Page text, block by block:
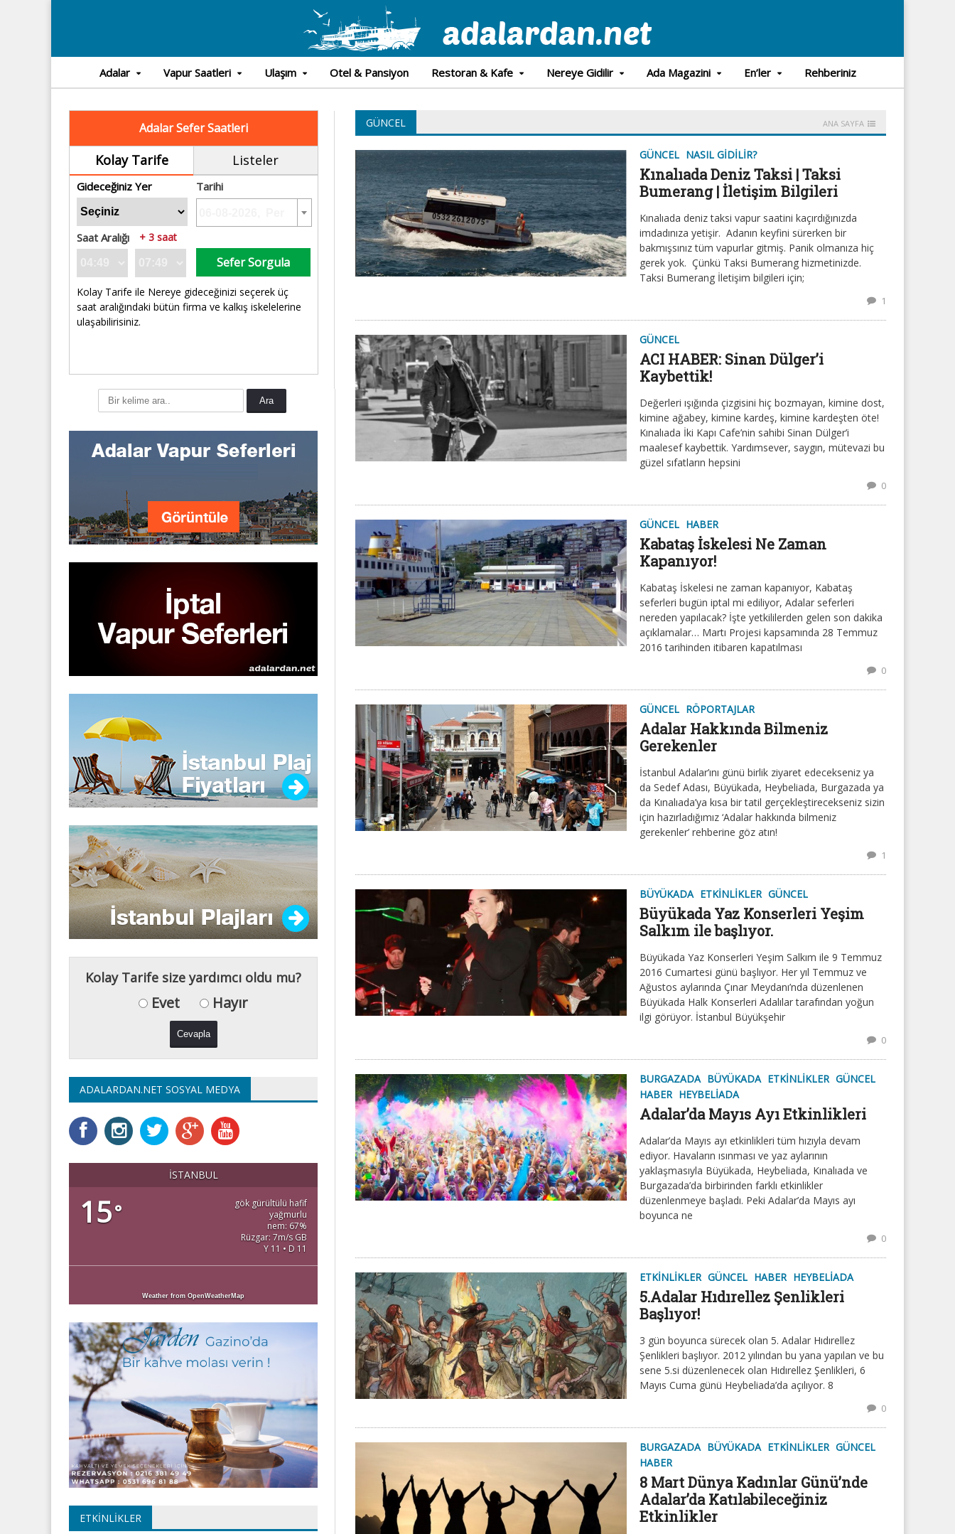
Adalar Vapur Saatleri Ulaşım Otel & Pansiyon Restoran & Kafe Nereye Gidilir Ada Magazini En’ler Rehberiniz
Adalar Sefer Saatleri
Kolay Tarife Listeler
Gideceğiniz Yer Tarihi
Saat Aralığı + 3 saat
Sefer Sorgula
Kolay Tarife ile Nereye gideceğinizi seçerek üç
saat aralığındaki bütün firma ve kalkış iskelelerine
ulaşabilirisiniz.
GÜNCEL ANA SAYFA
GÜNCEL NASIL GIDILIR?
Kınalıada Deniz Taksi | Taksi
Bumerang | İletişim Bilgileri
Kınalıada deniz taksi vapur saatini kaçırdığınızda
imdadınıza yetişir. Adanın keyfini sürerken bir
bakmışsınız tüm vapurlar gitmiş. Panik olmanıza hiç
gerek yok. Çünkü Taksi Bumerang hizmetinizde.
Taksi Bumerang İletişim bilgileri için;
1
GÜNCEL
ACI HABER: Sinan Dülger’i
Kaybettik!
Değerleri ışığında çizgisini hiç bozmayan, kimine dost,
kimine ağabey, kimine kardeş, kimine kardeşten öte!
Kınalıada İki Kapı Cafe’nin sahibi Sinan Dülger’i
maalesef kaybettik. Yardımsever, saygın, mütevazi bu
güzel sıfatların hepsini
0
GÜNCEL HABER
Kabataş İskelesi Ne Zaman
Kapanıyor!
Kabataş İskelesi ne zaman kapanıyor, Kabataş
seferleri bugün iptal mi ediliyor, Adalar seferleri
nereden yapılacak? İşte yetkililerden gelen son dakika
açıklamalar… Martı Projesi kapsamında 28 Temmuz
2016 tarihinden itibaren kapatılması
0
GÜNCEL RÖPORTAJLAR
Adalar Hakkında Bilmeniz
Gerekenler
İstanbul Adalar’ını günü birlik ziyaret edecekseniz ya
da Sedef Adası, Büyükada, Heybeliada, Burgazada ya
da Kınalıada’ya kısa bir tatil gerçekleştirecekseniz sizin
için hazırladığımız ‘Adalar hakkında bilmeniz
gerekenler’ rehberine göz atın!
1
BÜYÜKADA ETKINLIKLER GÜNCEL
Büyükada Yaz Konserleri Yeşim
Salkım ile başlıyor.
Büyükada Yaz Konserleri Yeşim Salkım ile 9 Temmuz
2016 Cumartesi günü başlıyor. Her yıl Temmuz ve
Ağustos aylarında Çınar Meydanı’nda düzenlenen
Büyükada Halk Konserleri Adalılar tarafından yoğun
ilgi görüyor. İstanbul Büyükşehir
0
BURGAZADA BÜYÜKADA ETKINLIKLER GÜNCEL
HABER HEYBELIADA
Adalar’da Mayıs Ayı Etkinlikleri
Adalar’da Mayıs ayı etkinlikleri tüm hızıyla devam
ediyor. Havaların ısınması ve yaz aylarının
yaklaşmasıyla Büyükada, Heybeliada, Kınalıada ve
Burgazada’da birbirinden farklı etkinlikler
düzenlenmeye başladı. Peki Adalar’da Mayıs ayı
boyunca ne
0
ETKINLIKLER GÜNCEL HABER HEYBELIADA
5.Adalar Hıdırellez Şenlikleri
Başlıyor!
3 gün boyunca sürecek olan 5. Adalar Hıdırellez
Şenlikleri başlıyor. 2012 yılından bu yana yapılan ve bu
sene 5.si düzenlenecek olan Hıdırellez Şenlikleri, 6
Mayıs Cuma günü Heybeliada’da açılıyor. 8
0
BURGAZADA BÜYÜKADA ETKINLIKLER GÜNCEL
HABER
8 Mart Dünya Kadınlar Günü’nde
Adalar’da Katılabileceğiniz
Etkinlikler
Kolay Tarife size yardımcı oldu mu?
Evet Hayır
ADALARDAN.NET SOSYAL MEDYA
İSTANBUL
15°
gök gürültülü hafif
yağmurlu
nem: 67%
Rüzgar: 7m/s GB
Y 11 • D 11
Weather from OpenWeatherMap
ETKINLIKLER